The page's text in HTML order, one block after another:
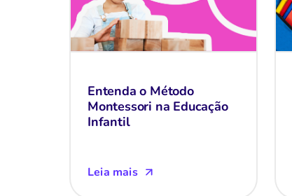
Entenda o Método
Montessori na Educação
Infantil
Leia mais